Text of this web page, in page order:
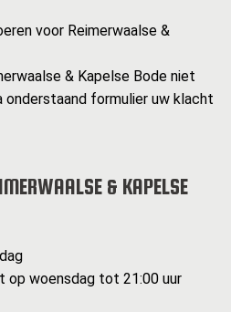
voor Reimerwaalse &
& Kapelse Bode niet
onderstaand formulier uw klacht
& KAPELSE
op woensdag tot 21:00 uur